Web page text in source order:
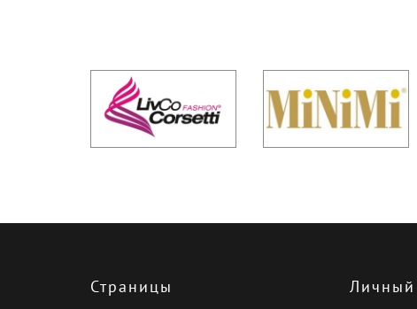
Страницы